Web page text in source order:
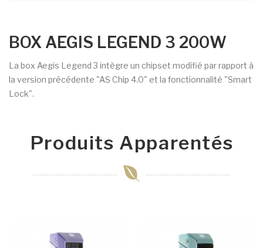
BOX AEGIS LEGEND 3 200W
La box Aegis Legend 3 intègre un chipset modifié par rapport à
la version précédente "AS Chip 4.0" et la fonctionnalité "Smart
Lock".
Produits Apparentés